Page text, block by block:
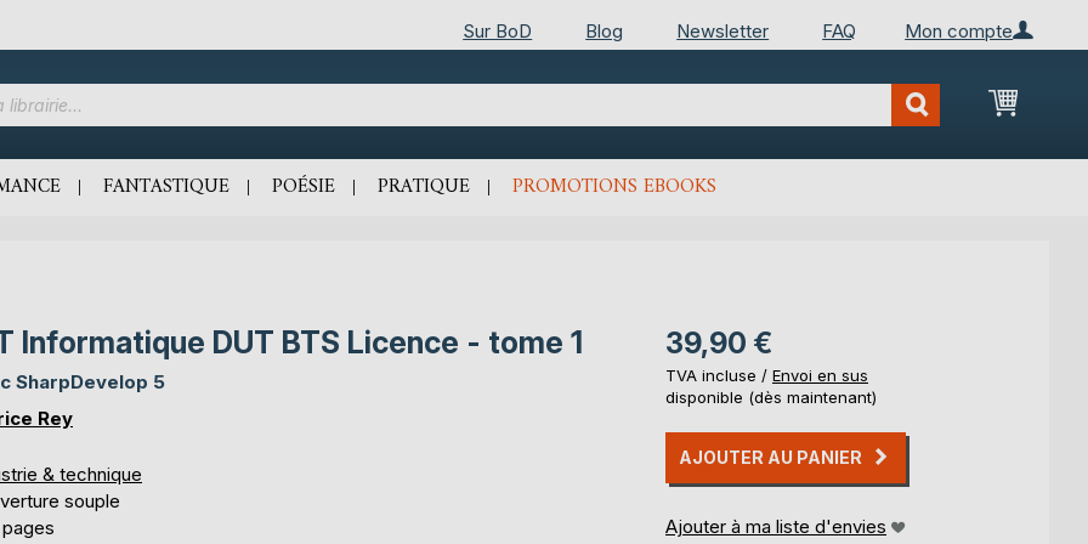
Mon compte
Sur BoD Blog Newsletter FAQ
Mon
FANTASTIQUE POÉSIE PRATIQUE PROMOTIONS EBOOKS
Informatique DUT BTS Licence - tome 1
SharpDevelop 5
Rey
& technique
souple
39,90 €
TVA incluse / Envoi en sus
disponible (dès maintenant)
AJOUTER AU PANIER
Ajouter à ma liste d'envies